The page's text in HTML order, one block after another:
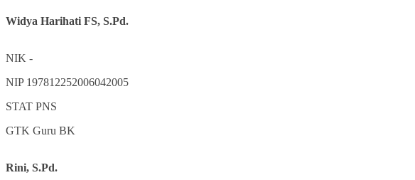
Widya Harihati FS, S.Pd.
NIK -
NIP 197812252006042005
STAT PNS
GTK Guru BK
Rini, S.Pd.